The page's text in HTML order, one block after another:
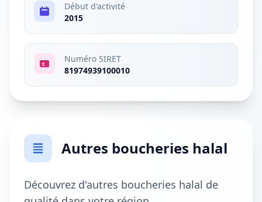
Début d'activité
2015
Numéro SIRET
81974939100010
Autres boucheries halal
Découvrez d'autres boucheries halal de